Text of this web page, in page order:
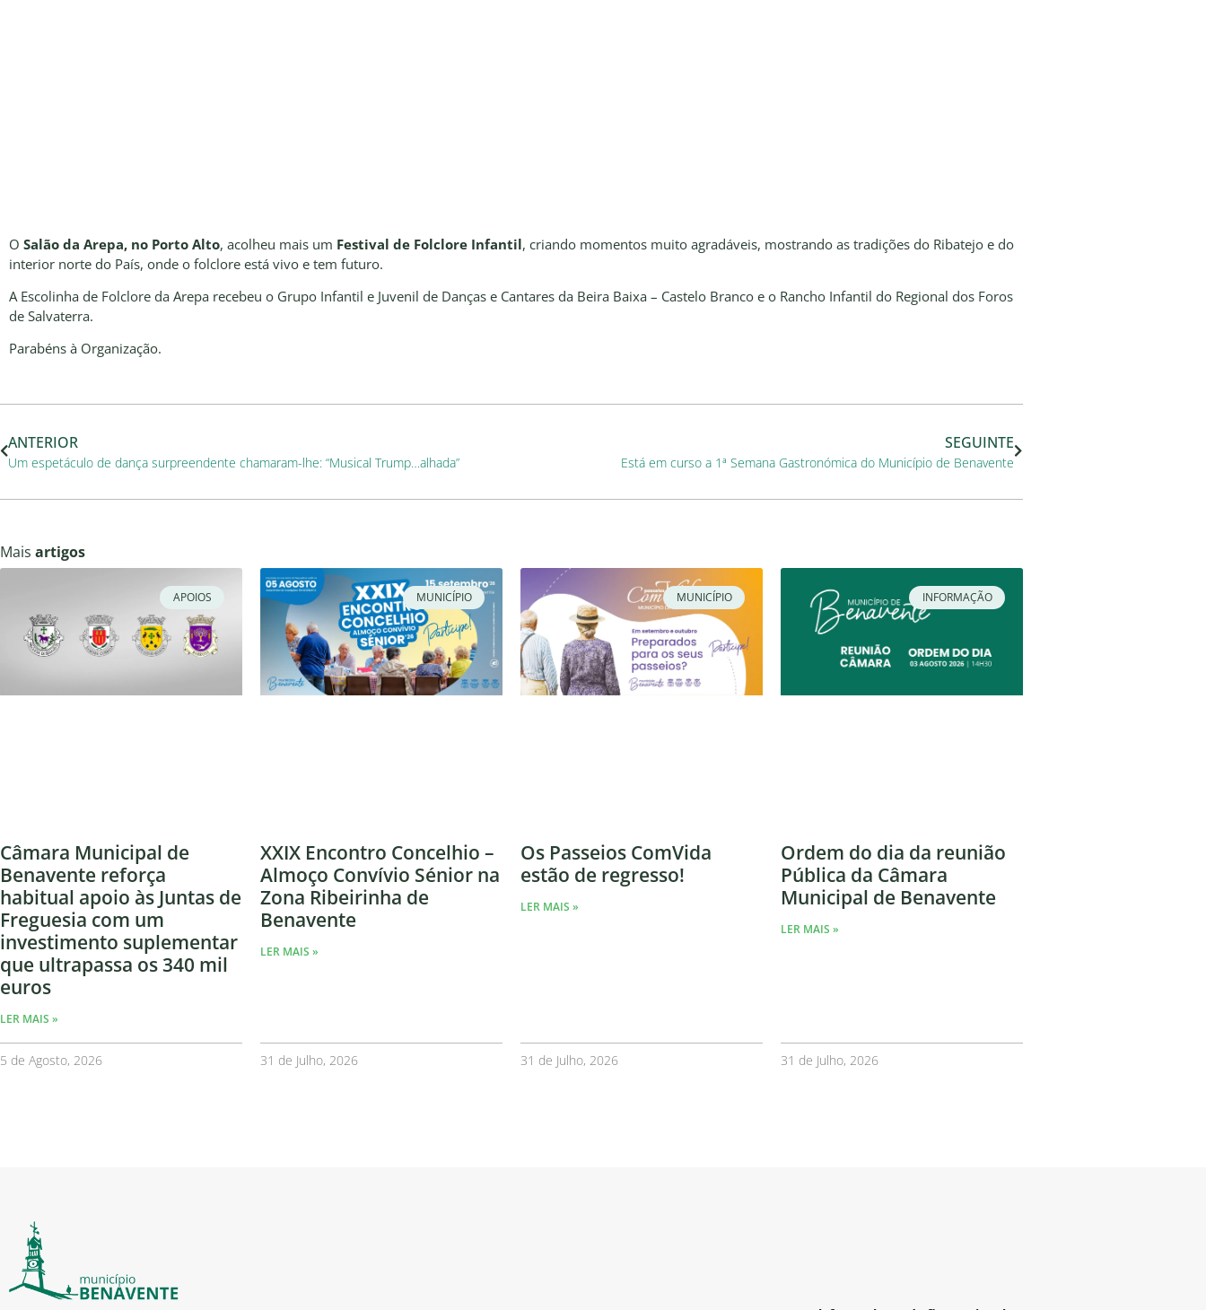
O Salão da Arepa, no Porto Alto, acolheu mais um Festival de Folclore Infantil, criando momentos muito agradáveis, mostrando as tradições do Ribatejo e do
interior norte do País, onde o folclore está vivo e tem futuro.
A Escolinha de Folclore da Arepa recebeu o Grupo Infantil e Juvenil de Danças e Cantares da Beira Baixa – Castelo Branco e o Rancho Infantil do Regional dos Foros
de Salvaterra.
Parabéns à Organização.
ANTERIOR
Um espetáculo de dança surpreendente chamaram-lhe: “Musical Trump…alhada”
SEGUINTE
Está em curso a 1ª Semana Gastronómica do Município de Benavente
Mais artigos
APOIOS
Câmara Municipal de
Benavente reforça
habitual apoio às Juntas de
Freguesia com um
investimento suplementar
que ultrapassa os 340 mil
euros
LER MAIS »
5 de Agosto, 2026
MUNICÍPIO
XXIX Encontro Concelhio –
Almoço Convívio Sénior na
Zona Ribeirinha de
Benavente
LER MAIS »
31 de Julho, 2026
MUNICÍPIO
Os Passeios ComVida
estão de regresso!
LER MAIS »
31 de Julho, 2026
INFORMAÇÃO
Ordem do dia da reunião
Pública da Câmara
Municipal de Benavente
LER MAIS »
31 de Julho, 2026